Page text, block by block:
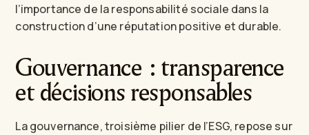
l’importance de la responsabilité sociale dans la
construction d’une réputation positive et durable.
Gouvernance : transparence
et décisions responsables
La gouvernance, troisième pilier de l’ESG, repose sur